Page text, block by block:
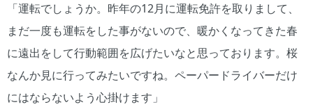
「運転でしょうか。昨年の12月に運転免許を取りまして、
まだ一度も運転をした事がないので、暖かくなってきた春
に遠出をして行動範囲を広げたいなと思っております。桜
なんか見に行ってみたいですね。ペーパードライバーだけ
にはならないよう心掛けます」